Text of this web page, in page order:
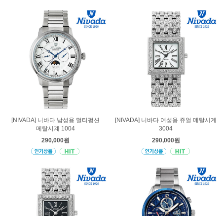
[NIVADA] 니바다 남성용 멀티펑션
메탈시계 1004
290,000원
[NIVADA] 니바다 여성용 쥬얼 메탈시계
3004
290,000원